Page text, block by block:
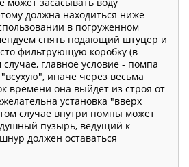
должна находиться ниже
в погруженном
снять подающий штуцер и
фильтрующую коробку (в
главное условие - помпа
иначе через весьма
времени она выйдет из строя от
установка "вверх
случае внутри помпы может
пузырь, ведущий к
должен оставаться